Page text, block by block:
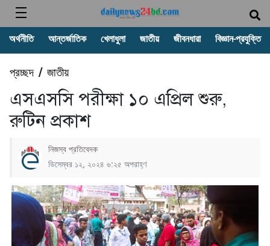
অর্থনীতি আন্তর্জাতিক খেলাধুলা জাতীয় জীবনধারা বিজ্ঞান-প্রযুক্তি
প্রচ্ছদ/ জাতীয়
এসএসসি পরীক্ষা ১০ এপ্রিল শুরু,
রুটিন প্রকাশ
নিজস্ব প্রতিবেদক
ডিসেম্বর ১২, ২০২৪ ৬:২৫ অপরাহ্ণ